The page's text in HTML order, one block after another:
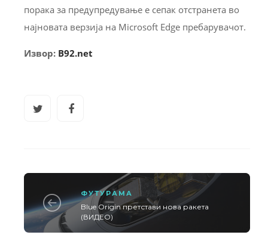
порака за предупредување е сепак отстранета во
најновата верзија на Microsoft Edge пребарувачот.
Извор: B92.net
ФУТУРАМА
Blue Origin претстави нова ракета
(ВИДЕО)